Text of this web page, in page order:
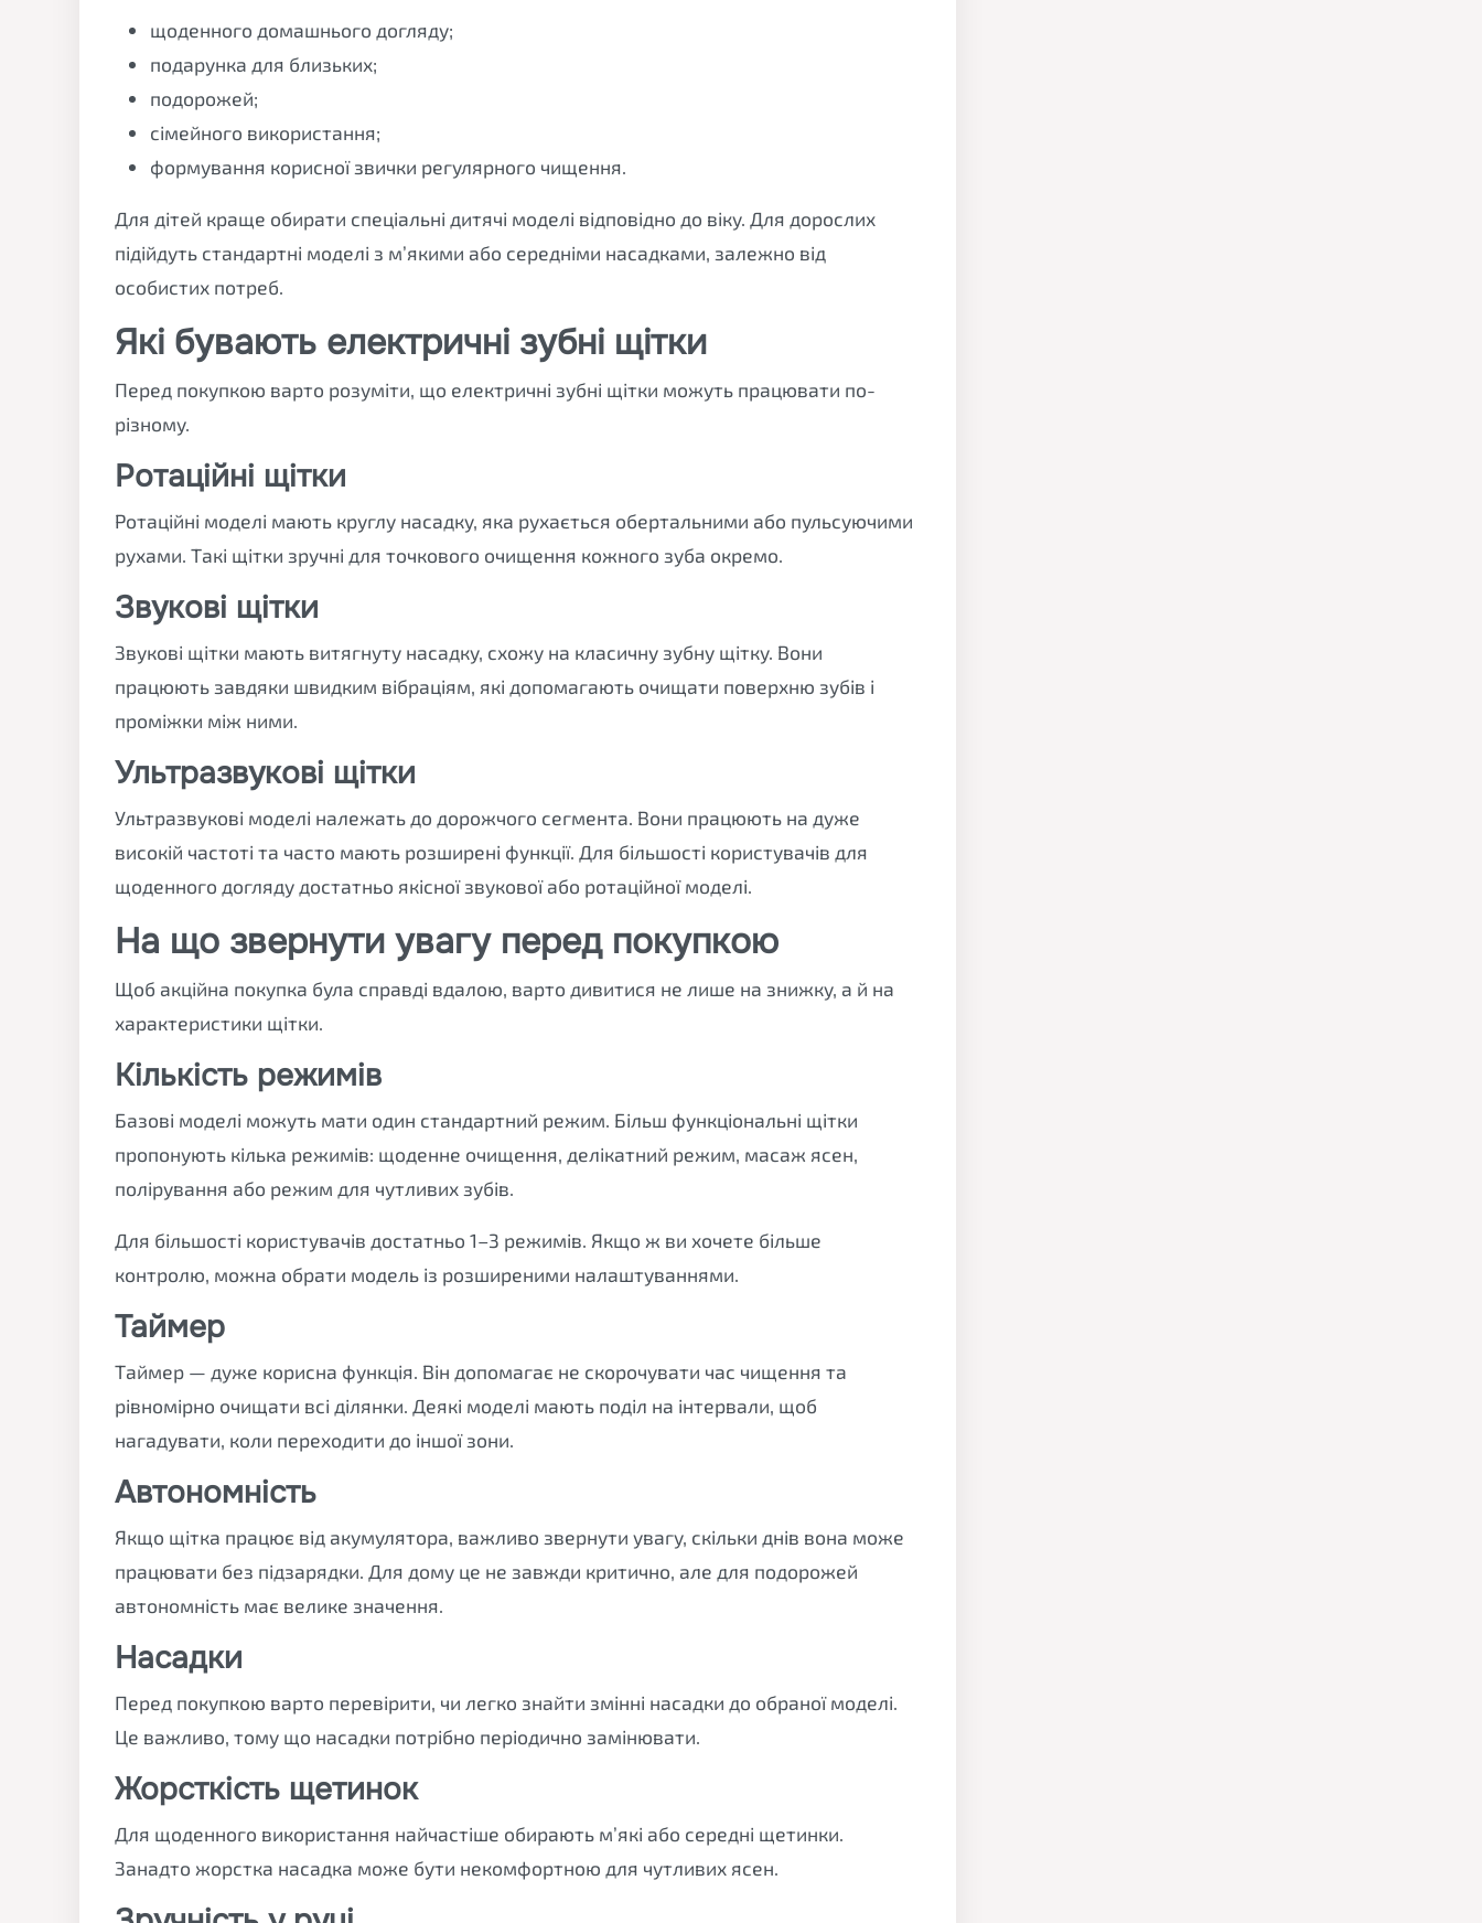
щоденного домашнього догляду;
подарунка для близьких;
подорожей;
сімейного використання;
формування корисної звички регулярного чищення.
Для дітей краще обирати спеціальні дитячі моделі відповідно до віку. Для дорослих
підійдуть стандартні моделі з м’якими або середніми насадками, залежно від
особистих потреб.
Які бувають електричні зубні щітки
Перед покупкою варто розуміти, що електричні зубні щітки можуть працювати по-
різному.
Ротаційні щітки
Ротаційні моделі мають круглу насадку, яка рухається обертальними або пульсуючими
рухами. Такі щітки зручні для точкового очищення кожного зуба окремо.
Звукові щітки
Звукові щітки мають витягнуту насадку, схожу на класичну зубну щітку. Вони
працюють завдяки швидким вібраціям, які допомагають очищати поверхню зубів і
проміжки між ними.
Ультразвукові щітки
Ультразвукові моделі належать до дорожчого сегмента. Вони працюють на дуже
високій частоті та часто мають розширені функції. Для більшості користувачів для
щоденного догляду достатньо якісної звукової або ротаційної моделі.
На що звернути увагу перед покупкою
Щоб акційна покупка була справді вдалою, варто дивитися не лише на знижку, а й на
характеристики щітки.
Кількість режимів
Базові моделі можуть мати один стандартний режим. Більш функціональні щітки
пропонують кілька режимів: щоденне очищення, делікатний режим, масаж ясен,
полірування або режим для чутливих зубів.
Для більшості користувачів достатньо 1–3 режимів. Якщо ж ви хочете більше
контролю, можна обрати модель із розширеними налаштуваннями.
Таймер
Таймер — дуже корисна функція. Він допомагає не скорочувати час чищення та
рівномірно очищати всі ділянки. Деякі моделі мають поділ на інтервали, щоб
нагадувати, коли переходити до іншої зони.
Автономність
Якщо щітка працює від акумулятора, важливо звернути увагу, скільки днів вона може
працювати без підзарядки. Для дому це не завжди критично, але для подорожей
автономність має велике значення.
Насадки
Перед покупкою варто перевірити, чи легко знайти змінні насадки до обраної моделі.
Це важливо, тому що насадки потрібно періодично замінювати.
Жорсткість щетинок
Для щоденного використання найчастіше обирають м’які або середні щетинки.
Занадто жорстка насадка може бути некомфортною для чутливих ясен.